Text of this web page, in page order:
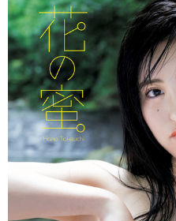
ショッピング